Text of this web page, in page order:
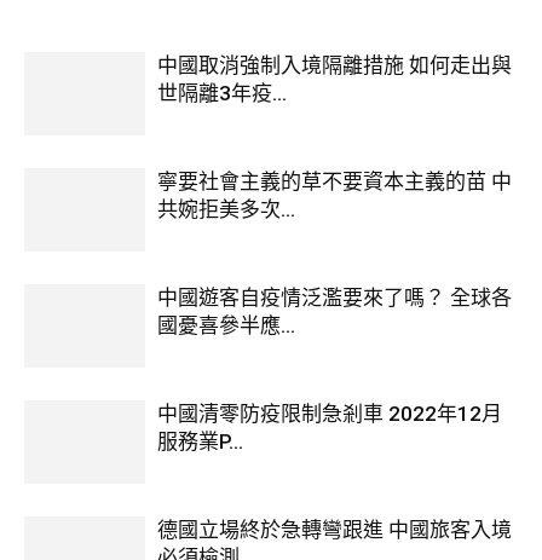
中國取消強制入境隔離措施 如何走出與
世隔離3年疫...
寧要社會主義的草不要資本主義的苗 中
共婉拒美多次...
中國遊客自疫情泛濫要來了嗎？ 全球各
國憂喜參半應...
中國清零防疫限制急剎車 2022年12月
服務業P...
德國立場終於急轉彎跟進 中國旅客入境